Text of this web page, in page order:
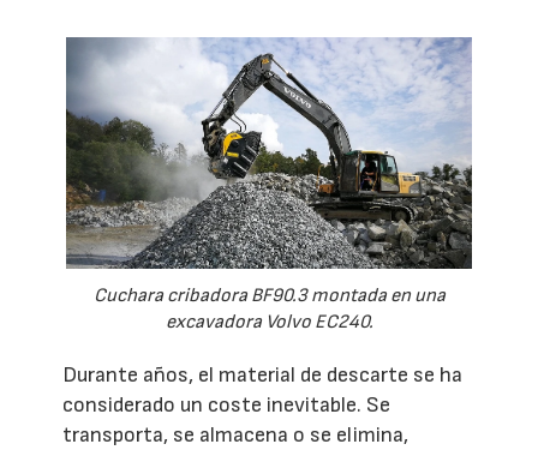
Cuchara cribadora BF90.3 montada en una
excavadora Volvo EC240.
Durante años, el material de descarte se ha
considerado un coste inevitable. Se
transporta, se almacena o se elimina,